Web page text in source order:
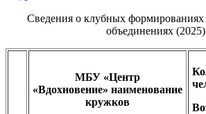
Сведения о клубных
объединениях (2025)
МБУ «Центр
«Вдохновение» наименование
кружков